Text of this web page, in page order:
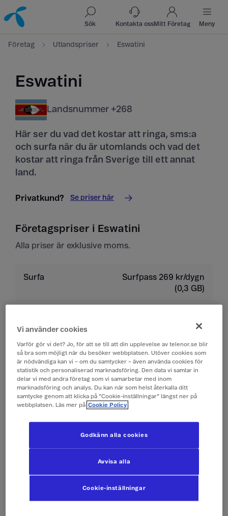
Till innehåll
Till sök
Sök Kontakta ossMitt Företag Meny
Företag Utlandspriser Eswatini
Eswatini
Landsnummer +268
Här ser du vad det kostar att ringa, sms:a
och surfa när du är utomlands och vad det
kostar att ringa från Sverige till ett annat
land.
Privatkund? Se priser här
Företagspriser i Eswatini
Alla priser är exklusive moms.
Surfa
Surfpass 269 kr/dygn
(0,3 GB)
Ta emot samtal 19 kr/min
Lyssna på röstbrevlåda 19 kr/min
Skicka sms 4 kr/st
Vi använder cookies
Varför gör vi det? Jo, för att se till att din upplevelse av telenor.se blir
så bra som möjligt när du besöker webbplatsen. Utöver cookies som
är nödvändiga kan vi – om du samtycker – även använda cookies för
statistik och personaliserad marknadsföring. Den data vi samlar in
delar vi med andra företag som vi samarbetar med inom
marknadsföring och analys. Du kan när som helst återkalla ditt
samtycke genom att klicka på ”Cookie-inställningar” längst ner på
webbplatsen. Läs mer på Cookie Policy
Cookie-inställningar
Avvisa alla
Godkänn alla cookies